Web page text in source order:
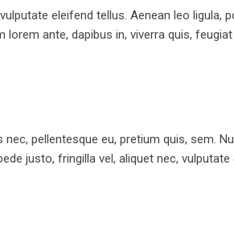
eleifend tellus. Aenean leo ligula,
ante, dapibus in, viverra quis, feugiat
pellentesque eu, pretium quis, sem.
justo, fringilla vel, aliquet nec, vulputate